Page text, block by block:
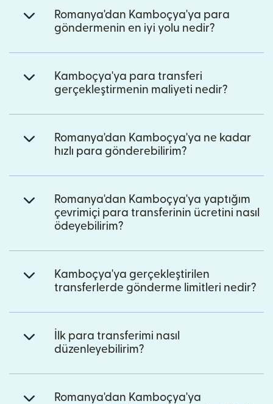
Romanya'dan Kamboçya'ya para
göndermenin en iyi yolu nedir?
Kamboçya'ya para transferi
gerçekleştirmenin maliyeti nedir?
Romanya'dan Kamboçya'ya ne kadar
hızlı para gönderebilirim?
Romanya'dan Kamboçya'ya yaptığım
çevrimiçi para transferinin ücretini nasıl
ödeyebilirim?
Kamboçya'ya gerçekleştirilen
transferlerde gönderme limitleri nedir?
İlk para transferimi nasıl
düzenleyebilirim?
Romanya'dan Kamboçya'ya